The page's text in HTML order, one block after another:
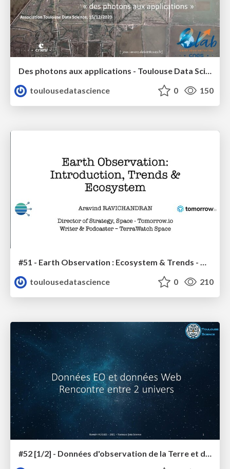
toulousedatascience
0 150
#51 - Earth Observation : Ecosystem & Trends - Aravind Ravichandran
toulousedatascience
0 210
#52 [1/2] - Données d'observation de la Terre et données du Web, rencontre entre les 2 univers